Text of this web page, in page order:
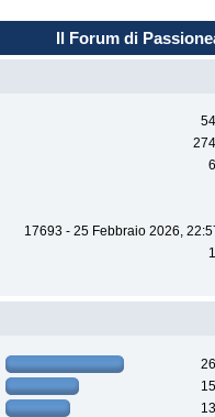
Il Forum di
17693 - 25 Febbraio 2026,